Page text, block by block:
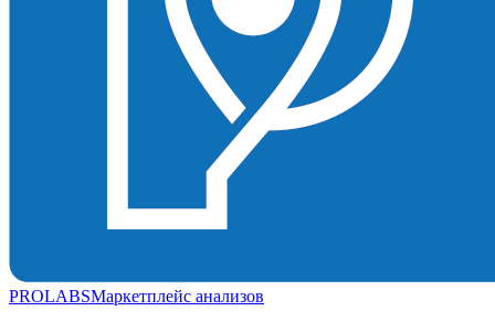
PROLABSМаркетплейс анализов